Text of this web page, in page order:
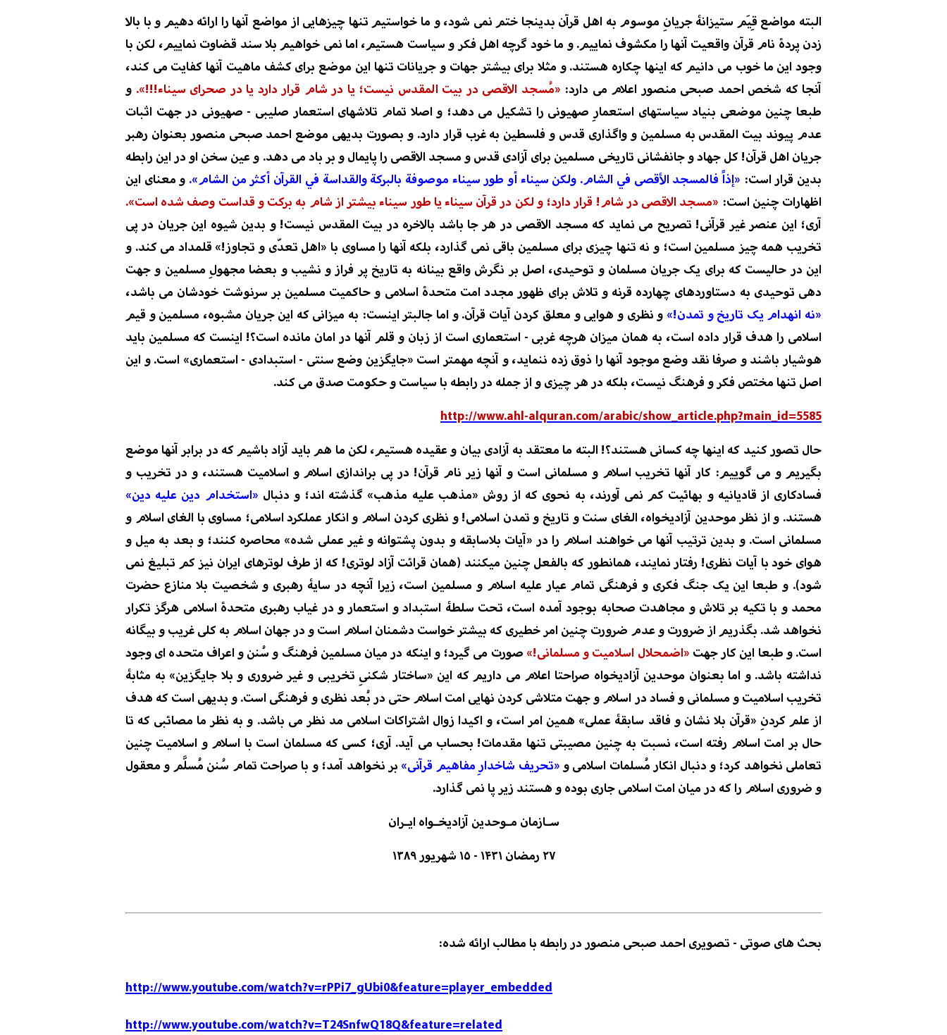
البته مواضع قِیَم ستیزانۀجریانِ موسوم به اهل قرآن بدینجا ختم نمی شود، و ما خواستیم تنها چیزهایی از مواضع آنها را ارائه دهیم و با بالا
زدن پردۀ نام قرآن واقعیت آنها را مکشوف نماییم. و ما خود گرچه اهل فکر و سیاست هستیم، اما نمی خواهیم بلا سند قضاوت نماییم، لکن با
وجود این ما خوب می دانیم که اینها چکاره هستند. ومثلابرایبیشتر جهات و جریاناتتنها این موضع برای کشف ماهیت آنها کفایت میکند،
آنجا که شخص احمد صبحی منصور اعلام می دارد: «مُسجد الاقصی در بیت المقدس نیست؛ یا در شام قرار دارد یا در صحرای سیناء!!!
»
. و
طبعا چنین موضعی بنیاد سیاستهای استعمارِ صهیونی را تشکیل می دهد؛ و اصلا تمام تلاشهای استعمار صلیبی - صهیونی در جهت اثبات
عدم پیوند بیت المقدس به مسلمین و واگذاری قدس و فلسطین به غرب قرار دارد. و بصورت بدیهی موضع احمد صبحی منصور بعنوان رهبر
جریان اهل قرآن! کل جهاد و جانفشانی تاریخی مسلمین برای آزادی قدس ومسجد الاقصی را پایمال و بر باد میدهد. و عین سخن او دراینرابطه
بدین قراراست: «إذاً فالمسجد الأقصى في الشام. ولكن سيناء أو طور سيناء موصوفة بالبركة والقداسة في القرآن أكثر من الشام».و معنای این
اظهارات چنین است: «مسجد الاقصی در شام! قرار دارد؛ و لکن در قرآن سیناء یا طور سیناء بیشتر از شام به برکت و قداست وصف شده است».
آری؛ این عنصر غیر قرآنی! تصریح می نماید که مسجد الاقصی در هر جا باشد بالاخره در بیت المقدس نیست! و بدین شیوه این جریان در پی
تخریب همه چیز مسلمین است؛ و نه تنها چیزی برای مسلمین باقی نمی گذارد، بلکه آنها را مساوی با «اهلتعدّی وتجاوز!»قلمداد میکند. و
این در حالیستکه برای یک جریان مسلمان و توحیدی، اصل بر نگرش واقع بینانه به تاریخ پر فراز و نشیب و بعضا مجهولِ مسلمین وجهت
دهی توحیدی به دستاوردهای چهارده قرنه و تلاش برای ظهور مجدد امت متحدۀ اسلامی و حاکمیت مسلمین بر سرنوشت خودشان می باشد،
«نه انهدامیک تاریخ و تمدن!»و نظری و هوایی و معلق کردن آیات قرآن. واما جالبتر اینست: به میزانی که این جریان مشبوه، مسلمین و قیم
اسلامی را هدف قرار داده است، به همان میزان هرچهغربی - استعماری است اززبانو قلمآنها در امان مانده است؟! اینست که مسلمین باید
هوشیار باشند و صرفا نقدوضع موجود آنها را ذوق زده ننماید، و آنچه مهمتر است «جایگزین وضع سنتی - استبدادی - استعماری» است. و این
اصل تنها مختص فکر و فرهنگ نیست، بلکه در هر چیزی و از جمله در رابطه با سیاست و حکومت صدق میکند.
http://www.ahl-alquran.com/arabic/show_article.php?main_id=5585
حال تصور کنیدکه اینها چه کسانی هستند؟! البته ما معتقد به آزادی بیان و عقیده هستیم، لکن ما هم باید آزاد باشیم که در برابر آنها موضع
بگیریم و می گوییم: کار آنها تخریب اسلام و مسلمانی است و آنها زیر نام قرآن! در پی براندازی اسلام و اسلامیت هستند، و در تخریب و
فسادکاری از قادیانیه و بهائیت کم نمی آورند، به نحوی که از روش «مذهب علیه مذهب» گذشته اند؛ و دنبال «استخدام دین علیه دین»
هستند. وازنظرموحدین آزادیخواه،الغای سنت و تاریخ و تمدن اسلامی! و نظری کردن اسلام و انکارعملکرداسلامی؛ مساوی با الغایاسلام و
مسلمانی است.و بدین ترتیب آنها می خواهند اسلام را در «آیات بلاسابقه و بدون پشتوانه و غیر عملی شده» محاصره کنند؛ و بعد به میل و
هوای خود با آیات نظری! رفتار نمایند، همانطورکه بالفعل چنین میکنند (همان قرائت آزاد لوتری! که از طرف لوترهای ایران نیز کم تبلیغ نمی
شود). و طبعا این یک جنگ فکری و فرهنگی تمام عیار علیه اسلام و مسلمین است، زیرا آنچه در سایۀ رهبری و شخصیت بلا منازع حضرت
محمدو با تکیه بر تلاش و مجاهدت صحابه بوجود آمده است، تحت سلطۀ استبداد و استعمار و در غیاب رهبری متحدۀ اسلامی هرگز تکرار
نخواهد شد.بگذریم از ضرورت و عدم ضرورت چنین امر خطیری که بیشتر خواست دشمنان اسلام است و در جهان اسلام به کلی غریب و بیگانه
است. وطبعا اینکار جهت«اضمحلال اسلامیتو مسلمانی!»صورت می گیرد؛واینکه درمیانمسلمینفرهنگو سُنن و اعرافمتحده ایوجود
نداشته باشد.و اما بعنوان موحدین آزادیخواه صراحتا اعلام می داریم که این «ساختار شکنیِ تخریبی و غیر ضروری و بلا جایگزین» به مثابۀ
تخریب اسلامیت و مسلمانی و فساد در اسلام و جهت متلاشی کردن نهایی امت اسلام حتی در بُعد نظری و فرهنگی است. و بدیهی است که هدف
از علم کردنِ «قرآن بلا نشان و فاقد سابقۀ عملی» همین امر است، و اکیدا زوال اشتراکات اسلامی مد نظر می باشد. و به نظر ما مصائبی که تا
حال بر امت اسلام رفته است، نسبت به چنین مصیبتی تنها مقدمات! بحساب می آید. آری؛ کسی که مسلمان است با اسلام و اسلامیت چنین
تعاملینخواهد کرد؛ و دنبال انکار مُسلمات اسلامی و«تحریف شاخدارِ مفاهیم قرآنی»بر نخواهد آمد؛وبا صراحت تمام سُننمُسلَّمو معقول
وضروری اسلامرا که درمیان امت اسلامیجاری بوده و هستند زیر پا نمی گذارد.
سـازمان مـوحدین آزادیخـواه ایـران
۲۷رمضان۱۴۳۱-۱۵شهریور۱۳۸۹
بحث های صوتی - تصویری احمد صبحی منصور در رابطه با مطالب ارائه شده:
http://www.youtube.com/watch?v=rPPi7_gUbi0&feature=player_embedded
http://www.youtube.com/watch?v=T24SnfwQ18Q&feature=related